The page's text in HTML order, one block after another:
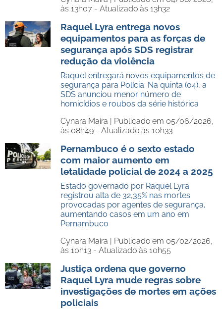
às 13h07 - Atualizado às 13h32
Raquel Lyra entrega novos
equipamentos para as forças de
segurança após SDS registrar
redução da violência
Raquel entregará novos equipamentos de
segurança para Polícia. Na quinta (04), a
SDS anunciou menor número de
homicídios e roubos da série histórica
Cynara Maíra | Publicado em 05/06/2026,
às 08h49 - Atualizado às 10h33
Pernambuco é o sexto estado
com maior aumento em
letalidade policial de 2024 a 2025
Estado governado por Raquel Lyra
registrou alta de 32,35% nas mortes
provocadas por agentes de segurança,
aumentando casos em um ano em
Pernambuco
Cynara Maíra | Publicado em 05/02/2026,
às 10h13 - Atualizado às 10h55
Justiça ordena que governo
Raquel Lyra mude regras sobre
investigações de mortes em ações
policiais